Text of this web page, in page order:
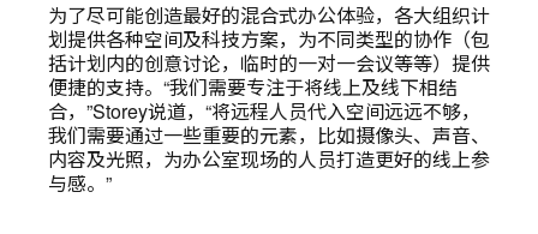
为了尽可能创造最好的混合式办公体验，各大组织计
划提供各种空间及科技方案，为不同类型的协作（包
括计划内的创意讨论，临时的一对一会议等等）提供
便捷的支持。“我们需要专注于将线上及线下相结
合，”Storey说道，“将远程人员代入空间远远不够，
我们需要通过一些重要的元素，比如摄像头、声音、
内容及光照，为办公室现场的人员打造更好的线上参
与感。”